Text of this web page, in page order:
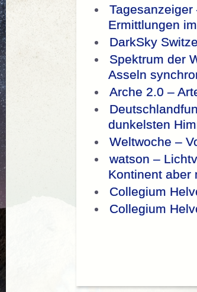
Ermittlungen
DarkSky
Spektrum der
Asseln
Arche 2.0 –
dunkelsten
Weltwoche –
watson –
Kontinent aber
Collegium
Collegium